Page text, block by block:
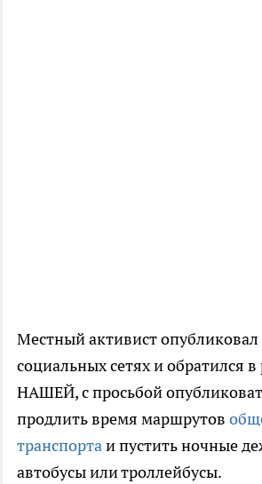
Местный активист опубликовал
социальных сетях и обратился
НАШЕЙ, с просьбой
продлить время маршрутов
транспортаи пустить ночные
автобусы или троллейбусы.